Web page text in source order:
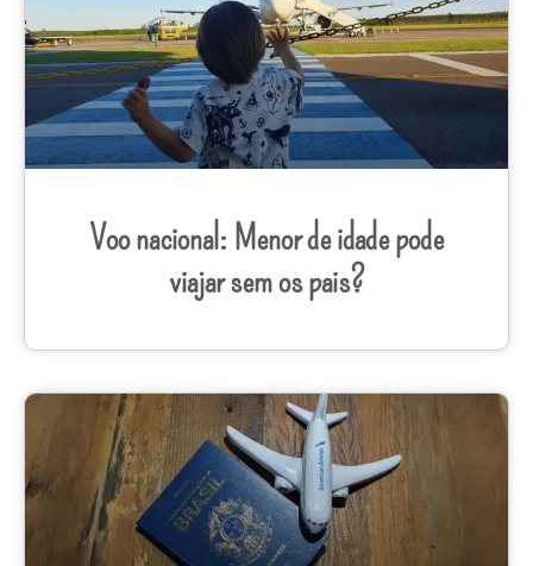
Voo nacional: Menor de idade pode
viajar sem os pais?